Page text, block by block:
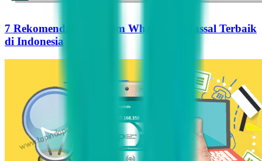
7 Rekomendasi Pengirim WhatsApp Massal Terbaik
di Indonesia